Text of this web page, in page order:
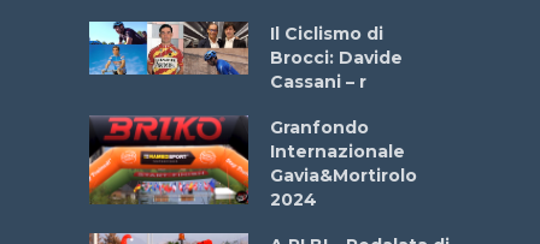
Il Ciclismo di
Brocci: Davide
Cassani – r
Granfondo
Internazionale
Gavia&Mortirolo
2024